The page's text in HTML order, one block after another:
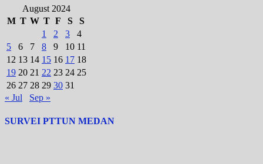
August 2024
M T W T F S
S
1
2 3
4
5
6 7 8 9 10 11
12 13 14 15 16 17 18
19 20 21 22 23 24 25
26 27 28 29 30 31
« Jul
Sep »
SURVEI PTTUN MEDAN